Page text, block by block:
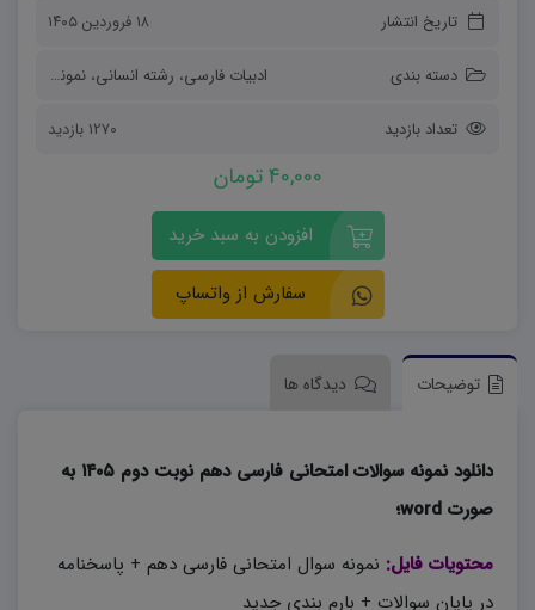
تاریخ انتشار ۱۸ فروردین ۱۴۰۵
دسته بندی ادبیات فارسی، رشته انسانی، نمونه سوالات
تعداد بازدید 1270 بازدید
40,000 تومان
افزودن به سبد خرید
سفارش از واتساپ
توضیحات دیدگاه ها
دانلود نمونه سوالات امتحانی فارسی دهم نوبت دوم ۱۴۰۵ به
صورت word؛
محتویات فایل: نمونه سوال امتحانی فارسی دهم + پاسخنامه
در پایان سوالات + بارم بندی جدید